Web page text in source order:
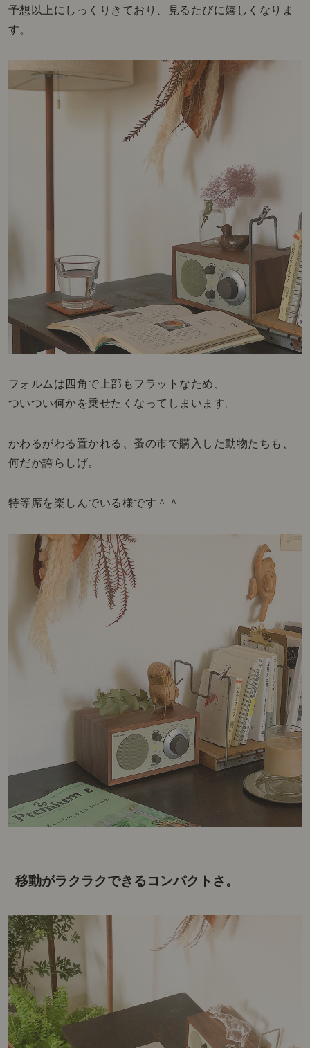
予想以上にしっくりきており、見るたびに嬉しくなりま
す。
フォルムは四角で上部もフラットなため、
ついつい何かを乗せたくなってしまいます。
かわるがわる置かれる、蚤の市で購入した動物たちも、
何だか誇らしげ。
特等席を楽しんでいる様です＾＾
移動がラクラクできるコンパクトさ。